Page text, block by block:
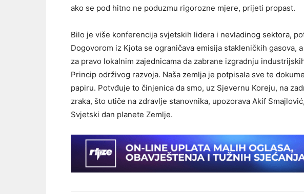
ako se pod hitno ne poduzmu rigorozne mjere, prijeti propast.
Bilo je više konferencija svjetskih lidera i nevladinog sektora,
Dogovorom iz Kjota se ograničava emisija stakleničkih gasova,
za pravo lokalnim zajednicama da zabrane izgradnju
Princip održivog razvoja. Naša zemlja je potpisala sve te
papiru. Potvđuje to činjenica da smo, uz Sjevernu Koreju, na
zraka, što utiče na zdravlje stanovnika, upozorava Akif
Svjetski dan planete Zemlje.